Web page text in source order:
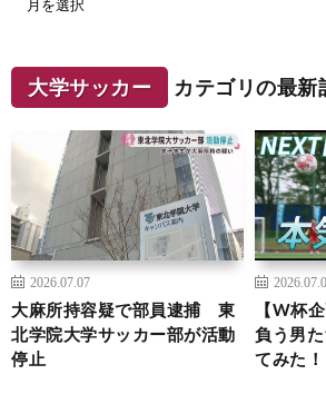
大学サッカー カテゴリの最新
2026.07.07
大麻所持容疑で部員逮捕 東
北学院大学サッカー部が活動
停止
【W杯
負う男
てみた！